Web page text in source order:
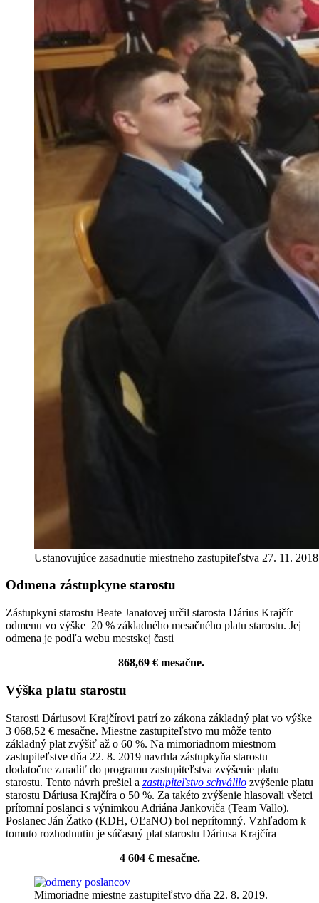
Ustanovujúce zasadnutie miestneho zastupiteľstva 27. 11.
Odmena zástupkyne starostu
Zástupkyni starostu Beate Janatovej určil starosta Dárius Krajčír
odmenu vo výške 20 % základného mesačného platu starostu. Jej
odmena je podľa webu mestskej časti
868,69 € mesačne.
Výška platu starostu
Starosti Dáriusovi Krajčírovi patrí zo zákona základný plat vo výške
3 068,52 € mesačne. Miestne zastupiteľstvo mu môže tento
základný plat zvýšiť až o 60 %. Na mimoriadnom miestnom
zastupiteľstve dňa 22. 8. 2019 navrhla zástupkyňa starostu
dodatočne zaradiť do programu zastupiteľstva zvýšenie platu
starostu. Tento návrh prešiel a zastupiteľstvo schválilo zvýšenie platu
starostu Dáriusa Krajčíra o 50 %. Za takéto zvýšenie hlasovali všetci
prítomní poslanci s výnimkou Adriána Jankoviča (Team Vallo).
Poslanec Ján Žatko (KDH, OĽaNO) bol neprítomný. Vzhľadom k
tomuto rozhodnutiu je súčasný plat starostu Dáriusa Krajčíra
4 604 € mesačne.
Mimoriadne miestne zastupiteľstvo dňa 22. 8. 2019.